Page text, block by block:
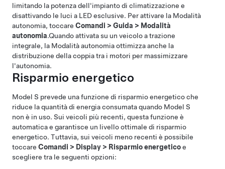
limitando la potenza dell'impianto di climatizzazione e
disattivando le luci a LED esclusive. Per attivare la Modalità
autonomia, toccare Comandi > Guida > Modalità
autonomia.Quando attivata su un veicolo a trazione
integrale, la Modalità autonomia ottimizza anche la
distribuzione della coppia tra i motori per massimizzare
l'autonomia.
Risparmio energetico
Model S prevede una funzione di risparmio energetico che
riduce la quantità di energia consumata quando Model S
non è in uso. Sui veicoli più recenti, questa funzione è
automatica e garantisce un livello ottimale di risparmio
energetico. Tuttavia, sui veicoli meno recenti è possibile
toccare Comandi > Display > Risparmio energeticoe
scegliere tra le seguenti opzioni: